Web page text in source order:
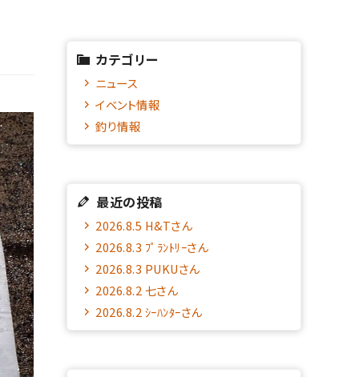
カテゴリー
ニュース
イベント情報
釣り情報
最近の投稿
2026.8.5 H&Tさん
2026.8.3 ﾌﾟﾗﾝﾄﾘｰさん
2026.8.3 PUKUさん
2026.8.2 七さん
2026.8.2 ｼｰﾊﾝﾀｰさん